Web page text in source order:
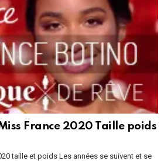
France 2020 Taille poids
taille et poids Les années se suivent et se